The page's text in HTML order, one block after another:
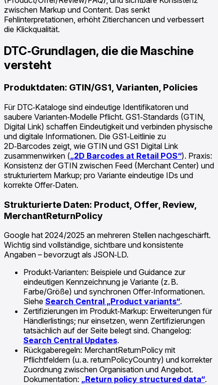
zwischen Markup und Content. Das senkt
Fehlinterpretationen, erhöht Zitierchancen und verbessert
die Klickqualität.
DTC‑Grundlagen, die die Maschine
versteht
Produktdaten: GTIN/GS1, Varianten, Policies
Für DTC‑Kataloge sind eindeutige Identifikatoren und
saubere Varianten‑Modelle Pflicht. GS1‑Standards (GTIN,
Digital Link) schaffen Eindeutigkeit und verbinden physische
und digitale Informationen. Die GS1‑Leitlinie zu
2D‑Barcodes zeigt, wie GTIN und GS1 Digital Link
zusammenwirken („2D Barcodes at Retail POS“). Praxis:
Konsistenz der GTIN zwischen Feed (Merchant Center) und
strukturiertem Markup; pro Variante eindeutige IDs und
korrekte Offer‑Daten.
Strukturierte Daten: Product, Offer, Review,
MerchantReturnPolicy
Google hat 2024/2025 an mehreren Stellen nachgeschärft.
Wichtig sind vollständige, sichtbare und konsistente
Angaben – bevorzugt als JSON‑LD.
Produkt‑Varianten: Beispiele und Guidance zur
eindeutigen Kennzeichnung je Variante (z. B.
Farbe/Größe) und synchronen Offer‑Informationen.
Siehe Search Central „Product variants“.
Zertifizierungen im Produkt‑Markup: Erweiterungen für
Händlerlistings; nur einsetzen, wenn Zertifizierungen
tatsächlich auf der Seite belegt sind. Changelog:
Search Central Updates.
Rückgaberegeln: MerchantReturnPolicy mit
Pflichtfeldern (u. a. returnPolicyCountry) und korrekter
Zuordnung zwischen Organisation und Angebot.
Dokumentation: „Return policy structured data“.